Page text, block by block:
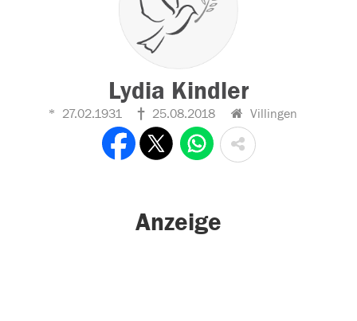
Lydia Kindler
27.02.1931 25.08.2018 Villingen
Anzeige